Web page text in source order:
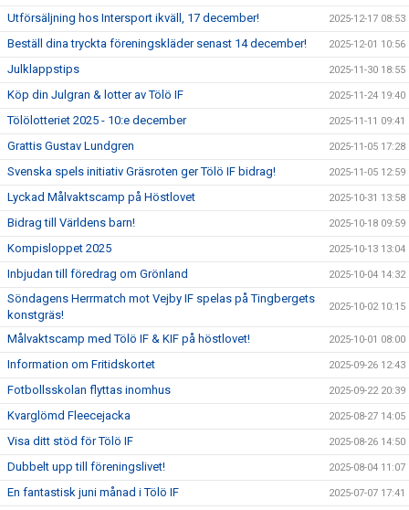
Utförsäljning hos Intersport ikväll, 17 december! 2025-12-17 08:53
Beställ dina tryckta föreningskläder senast 14 december! 2025-12-01 10:56
Julklappstips 2025-11-30 18:55
Köp din Julgran & lotter av Tölö IF 2025-11-24 19:40
Tölölotteriet 2025 - 10:e december 2025-11-11 09:41
Grattis Gustav Lundgren 2025-11-05 17:28
Svenska spels initiativ Gräsroten ger Tölö IF bidrag! 2025-11-05 12:59
Lyckad Målvaktscamp på Höstlovet 2025-10-31 13:58
Bidrag till Världens barn! 2025-10-18 09:59
Kompisloppet 2025 2025-10-13 13:04
Inbjudan till föredrag om Grönland 2025-10-04 14:32
Söndagens Herrmatch mot Vejby IF spelas på Tingbergets
konstgräs!
2025-10-02 10:15
Målvaktscamp med Tölö IF & KIF på höstlovet! 2025-10-01 08:00
Information om Fritidskortet 2025-09-26 12:43
Fotbollsskolan flyttas inomhus 2025-09-22 20:39
Kvarglömd Fleecejacka 2025-08-27 14:05
Visa ditt stöd för Tölö IF 2025-08-26 14:50
Dubbelt upp till föreningslivet! 2025-08-04 11:07
En fantastisk juni månad i Tölö IF 2025-07-07 17:41